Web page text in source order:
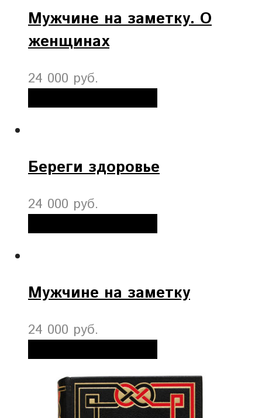
Мужчине на заметку. О
женщинах
24 000 руб.
Береги здоровье
24 000 руб.
Мужчине на заметку
24 000 руб.